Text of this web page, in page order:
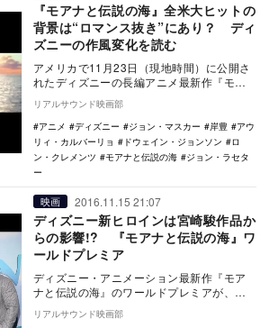
『モアナと伝説の海』全米大ヒットの
背景は“ロマンス抜き”にあり？ ディ
ズニーの作風変化を読む
アメリカで11月23日（現地時間）に公開さ
れたディズニーの長編アニメ最新作『モア
ナと伝説の海』が大ヒット中だ。公開初週
末の11月…
リアルサウンド映画部
アニメ
ディズニー ジョン・マスカー 岸豊
アウ
リィ・カルバーリョ
ドウェイン・ジョンソン
ロ
ン・クレメンツ
モアナと伝説の海
ジョン・ラセタ
ー
映画 2016.11.15 21:07
ディズニー新ヒロインは宮崎駿作品か
らの影響!? 『モアナと伝説の海』ワ
ールドプレミア
ディズニー・アニメーション最新作『モア
ナと伝説の海』のワールドプレミアが、現
地時間11月14日、ロサンゼルス・ハリウッ
ドのエル・…
リアルサウンド映画部